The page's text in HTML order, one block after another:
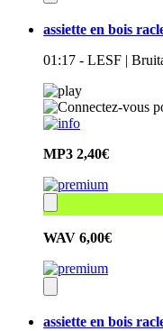
assiette en bois
01:17 - LESF |
MP3 2,40€
WAV 6,00€
assiette en bois